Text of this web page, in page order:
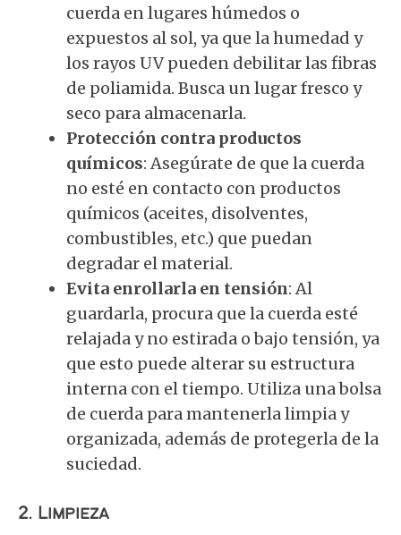
cuerda en lugares húmedos o
expuestos al sol, ya que la humedad y
los rayos UV pueden debilitar las fibras
de poliamida. Busca un lugar fresco y
seco para almacenarla.
Protección contra productos
químicos: Asegúrate de que la cuerda
no esté en contacto con productos
químicos (aceites, disolventes,
combustibles, etc.) que puedan
degradar el material.
Evita enrollarla en tensión: Al
guardarla, procura que la cuerda esté
relajada y no estirada o bajo tensión, ya
que esto puede alterar su estructura
interna con el tiempo. Utiliza una bolsa
de cuerda para mantenerla limpia y
organizada, además de protegerla de la
suciedad.
2. Limpieza